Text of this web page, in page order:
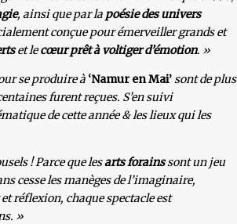
, ainsi que parla poésie des univers
conçue pour émerveiller grands et
et lecœur prêt à voltiger d’émotion. »
se produire à ‘Namur en Mai’sont de plus
furent reçues. S’en suivi
de cette année & les lieux qui les
! Parce que lesarts forainssont un jeu
cesse les manèges de l’imaginaire,
réflexion, chaque spectacle est
»